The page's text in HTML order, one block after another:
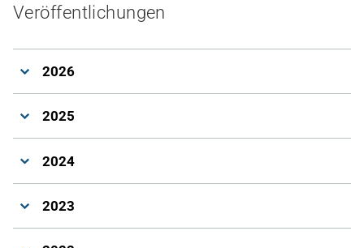
Veröffentlichungen
2026
2025
2024
2023